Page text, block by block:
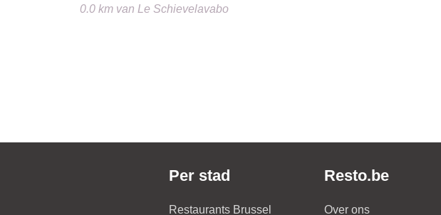
0.0 kmvan Le Schievelavabo
Per stad
Restaurants Brussel
Resto.be
Over ons